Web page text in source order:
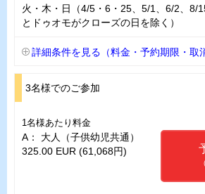
火・木・日（4/5・6・25、5/1、6/2、8/
とドゥオモがクローズの日を除く）
詳細条件を見る（料金・予約期限・取
3名様でのご参加
1名様あたり料金
A： 大人（子供幼児共通）
325.00 EUR (61,068円)